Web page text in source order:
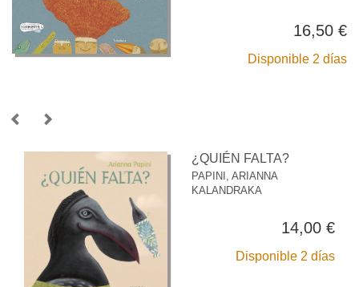
16,50 €
Disponible 2 días
¿QUIÉN FALTA?
PAPINI, ARIANNA
KALANDRAKA
14,00 €
Disponible 2 días